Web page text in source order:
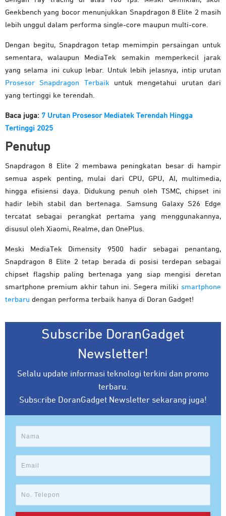
Geekbench yang bocor menunjukkan Snapdragon 8 Elite 2 masih
lebih unggul dalam performa single-core maupun multi-core.
Dengan begitu, Snapdragon tetap memimpin persaingan untuk
sementara, walaupun MediaTek semakin memperkecil jarak
yang selama ini cukup lebar. Untuk lebih jelasnya, intip urutan
Prosesor Snapdragon Terbaik untuk mengetahui urutan dari
yang tertinggi ke terendah.
Baca juga: 7 Urutan Prosesor Mediatek Terendah Hingga
Tertinggi 2025
Penutup
Snapdragon 8 Elite 2 membawa peningkatan besar di hampir
semua aspek penting, mulai dari CPU, GPU, AI, multimedia,
hingga efisiensi daya. Didukung penuh oleh TSMC, chipset ini
hadir lebih stabil dan bertenaga. Samsung Galaxy S26 Edge
tercatat sebagai perangkat pertama yang menggunakannya,
disusul oleh Xiaomi, Realme, dan OnePlus.
Meski MediaTek Dimensity 9500 hadir sebagai penantang,
Snapdragon 8 Elite 2 tetap berada di posisi terdepan sebagai
chipset flagship paling bertenaga yang siap mengisi deretan
smartphone premium akhir tahun ini. Segera miliki smartphone
terbaru dengan performa terbaik hanya di Doran Gadget!
Subscribe DoranGadget
Newsletter!
Selalu update informasi teknologi terkini dan promo
terbaru.
Subscribe DoranGadget Newsletter sekarang juga!